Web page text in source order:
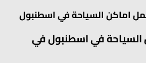
السياحة في اسطنبول في